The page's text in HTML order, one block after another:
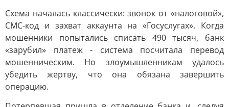
Схема началась классически: звонок от «налоговой»,
СМС-код и захват аккаунта на «Госуслугах». Когда
мошенники попытались списать 490 тысяч, банк
«зарубил» платеж - система посчитала перевод
мошенническим. Но злоумышленникам удалось
убедить жертву, что она обязана завершить
операцию.